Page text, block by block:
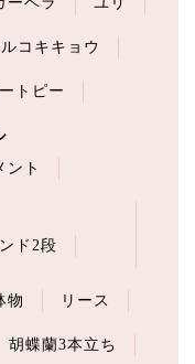
ルコキキョウ
トピー
ント
ド2段
物 リース
胡蝶蘭3本立ち